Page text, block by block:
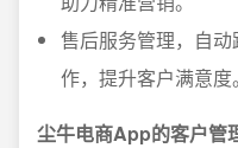
售后服务管理，自
作，提升客户满意度。
尘牛电商App的客户管